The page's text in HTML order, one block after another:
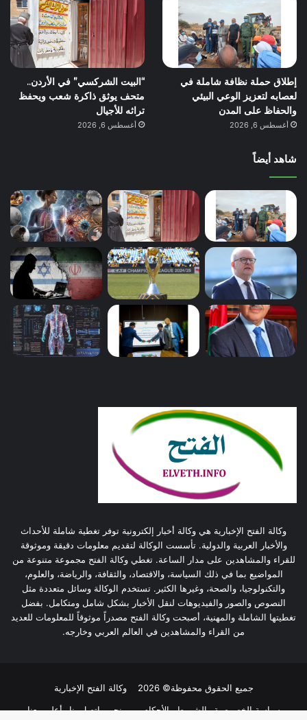
إطلاق حملة نظافة شاملة في
لعصابه لتعزيز الوعي البيئي
والحفاظ على المدن
أغسطس 6, 2026
“البيت الشركسي” في الأردن..
متحف يوثق ذاكرة شعب ويحفظ
تراثه للأجيال
أغسطس 6, 2026
شاهد أيضاً
وكالة الفتح الإخبارية هي وكالة أخبار إلكترونية توفر تغطية شاملة للأحداث
والأخبار العربية والدولية. تأسست الوكالة لتقديم معلومات دقيقة وموثوقة
للقراء والمشاهدين على مدار الساعة. تغطي وكالة الفتح مجموعة متنوعة من
المواضيع بما في ذلك السياسة، والاقتصاد، والثقافة، والرياضة، والعلوم،
والتكنولوجيا، والصحة، وغيرها الكثير. تستخدم الوكالة وسائل متعددة مثل
النصوص والصور والفيديوهات لنقل الأخبار بشكل شامل ومتكامل. بفضل
تغطيتها الشاملة والمهنية، أصبحت وكالة الفتح مصدراً موثوقاً للمعلومات للعديد
من القراء والمشاهدين في العالم العربي وخارجه.
جميع الحقوق محفوظة© 2026
وكالة الفتح الإخبارية
سياسة الخصوصية
الشروط والأحكام من نحن اتصل بنا أعلن معنا